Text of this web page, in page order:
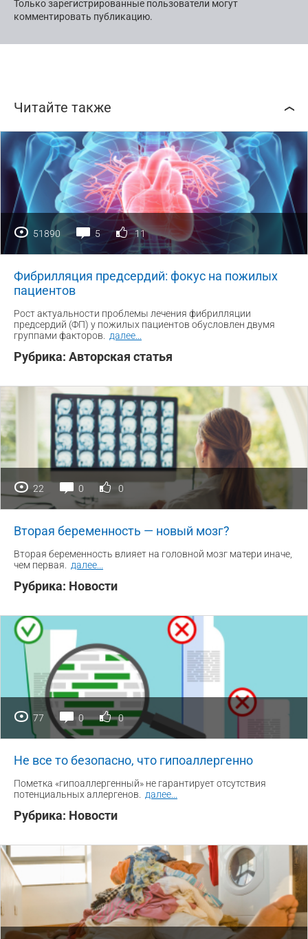
Только зарегистрированные пользователи могут
комментировать публикацию.
Читайте также
51890 5 11
Фибрилляция предсердий: фокус на пожилых
пациентов
Рост актуальности проблемы лечения фибрилляции
предсердий (ФП) у пожилых пациентов обусловлен двумя
группами факторов.
далее
Рубрика: Авторская статья
22 0 0
Вторая беременность — новый мозг?
Вторая беременность влияет на головной мозг матери иначе,
чем первая.
далее
Рубрика: Новости
77 0 0
Не все то безопасно, что гипоаллергенно
Пометка «гипоаллергенный» не гарантирует отсутствия
потенциальных аллергенов.
далее
Рубрика: Новости